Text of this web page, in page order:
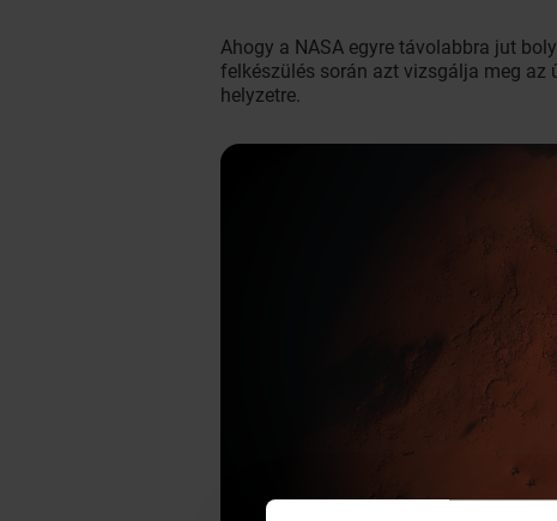
Ahogy a NASA egyre távolabbra jut
felkészülés során azt vizsgálja meg
helyzetre.